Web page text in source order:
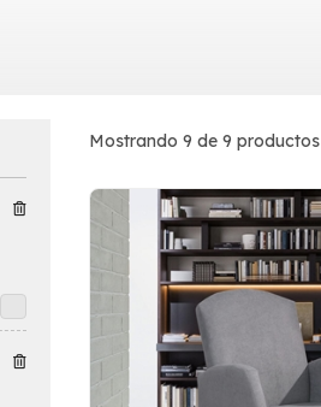
Mostrando 9 de 9 productos